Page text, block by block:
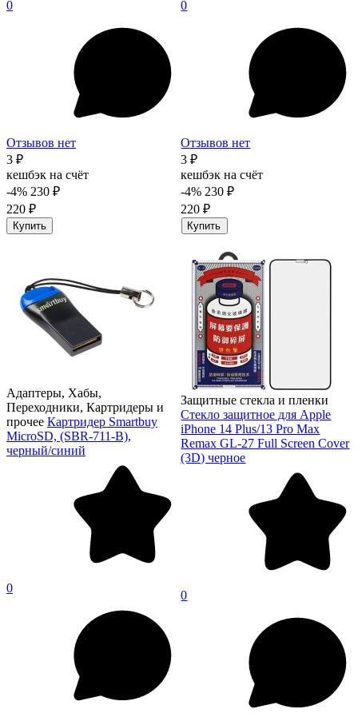
0
Отзывов нет
3 ₽
кешбэк на счёт
-4% 230 ₽
220 ₽
Купить
0
Отзывов нет
3 ₽
кешбэк на счёт
-4% 230 ₽
220 ₽
Купить
Адаптеры, Хабы,
Переходники, Картридеры и
прочее Картридер Smartbuy
MicroSD, (SBR-711-B),
черный/синий
0
Защитные стекла и пленки
Стекло защитное для Apple
iPhone 14 Plus/13 Pro Max
Remax GL-27 Full Screen Cover
(3D) черное
0